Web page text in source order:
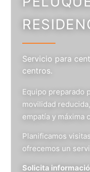
Servicio para
centros.
Equipo preparado
movilidad
empatía y máxima
Planificamos
ofrecemos un
Solicita